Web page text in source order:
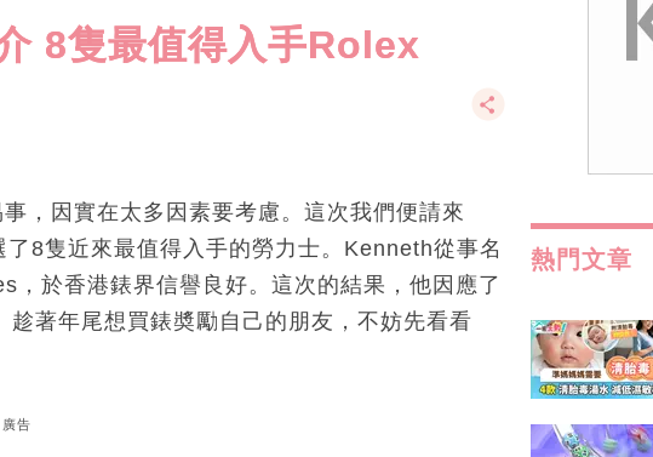
8隻最值得入手Rolex
，因實在太多因素要考慮。這次我們便請來
8隻近來最值得入手的勞力士。Kenneth從事名
，於香港錶界信譽良好。這次的結果，他因應了
著年尾想買錶奬勵自己的朋友，不妨先看看
廣告
熱門文章